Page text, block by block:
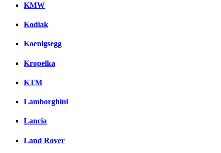
KMW
Kodiak
Koenigsegg
Kropelka
KTM
Lamborghini
Lancia
Land Rover